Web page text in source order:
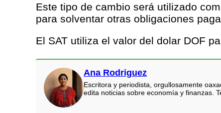
Este tipo de cambio será utilizado
para solventar otras obligaciones
El SAT utiliza el valor del dolar DOF
Ana Rodriguez
Escritora y periodista, orgullosamente
edita noticias sobre economía y finanzas.